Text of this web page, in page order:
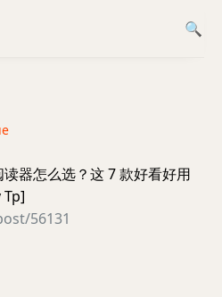
器怎么选？这 7 款好看好用
Tp]
56131